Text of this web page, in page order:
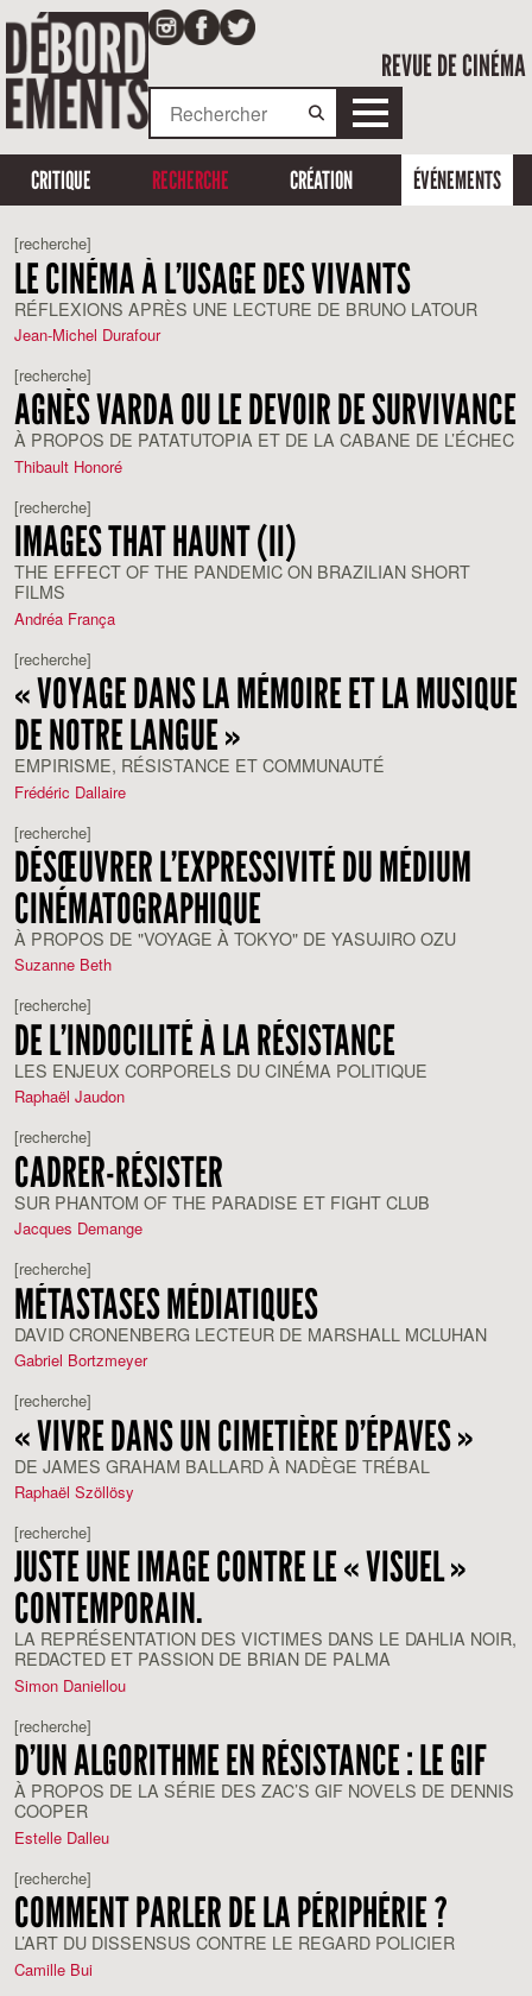
REVUE DE CINÉMA
CRITIQUE RECHERCHE CRÉATION ÉVÉNEMENTS
[recherche]
LE CINÉMA À L’USAGE DES VIVANTS
RÉFLEXIONS APRÈS UNE LECTURE DE BRUNO LATOUR
Jean-Michel Durafour
[recherche]
AGNÈS VARDA OU LE DEVOIR DE SURVIVANCE
À PROPOS DE PATATUTOPIA ET DE LA CABANE DE L’ÉCHEC
Thibault Honoré
[recherche]
IMAGES THAT HAUNT (II)
THE EFFECT OF THE PANDEMIC ON BRAZILIAN SHORT
FILMS
Andréa França
[recherche]
« VOYAGE DANS LA MÉMOIRE ET LA MUSIQUE
DE NOTRE LANGUE »
EMPIRISME, RÉSISTANCE ET COMMUNAUTÉ
Frédéric Dallaire
[recherche]
DÉSŒUVRER L’EXPRESSIVITÉ DU MÉDIUM
CINÉMATOGRAPHIQUE
À PROPOS DE "VOYAGE À TOKYO" DE YASUJIRO OZU
Suzanne Beth
[recherche]
DE L’INDOCILITÉ À LA RÉSISTANCE
LES ENJEUX CORPORELS DU CINÉMA POLITIQUE
Raphaël Jaudon
[recherche]
CADRER-RÉSISTER
SUR PHANTOM OF THE PARADISE ET FIGHT CLUB
Jacques Demange
[recherche]
MÉTASTASES MÉDIATIQUES
DAVID CRONENBERG LECTEUR DE MARSHALL MCLUHAN
Gabriel Bortzmeyer
[recherche]
« VIVRE DANS UN CIMETIÈRE D’ÉPAVES »
DE JAMES GRAHAM BALLARD À NADÈGE TRÉBAL
Raphaël Szöllösy
[recherche]
JUSTE UNE IMAGE CONTRE LE « VISUEL »
CONTEMPORAIN.
LA REPRÉSENTATION DES VICTIMES DANS LE DAHLIA NOIR,
REDACTED ET PASSION DE BRIAN DE PALMA
Simon Daniellou
[recherche]
D’UN ALGORITHME EN RÉSISTANCE : LE GIF
À PROPOS DE LA SÉRIE DES ZAC’S GIF NOVELS DE DENNIS
COOPER
Estelle Dalleu
[recherche]
COMMENT PARLER DE LA PÉRIPHÉRIE ?
L’ART DU DISSENSUS CONTRE LE REGARD POLICIER
Camille Bui